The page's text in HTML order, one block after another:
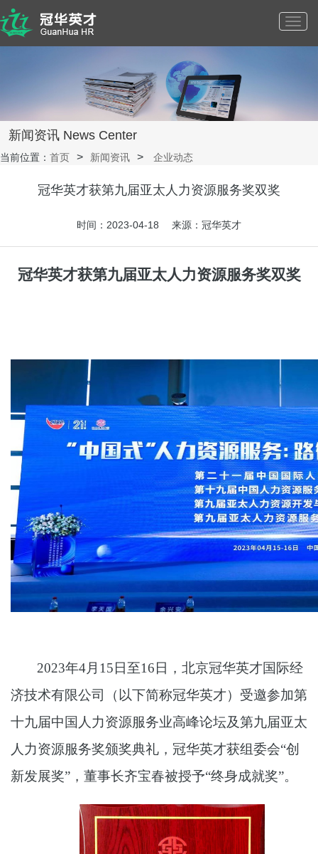
新闻资讯 News Center
当前位置： 首页 新闻资讯 企业动态
冠华英才获第九届亚太人力资源服务奖双奖
时间：2023-04-18 来源：冠华英才
冠华英才获第九届亚太人力资源服务奖双奖
2023年4月15日至16日，北京冠华英才国际经
济技术有限公司（以下简称冠华英才）受邀参加第
十九届中国人力资源服务业高峰论坛及第九届亚太
人力资源服务奖颁奖典礼，冠华英才获组委会“创
新发展奖”，董事长齐宝春被授予“终身成就奖”。